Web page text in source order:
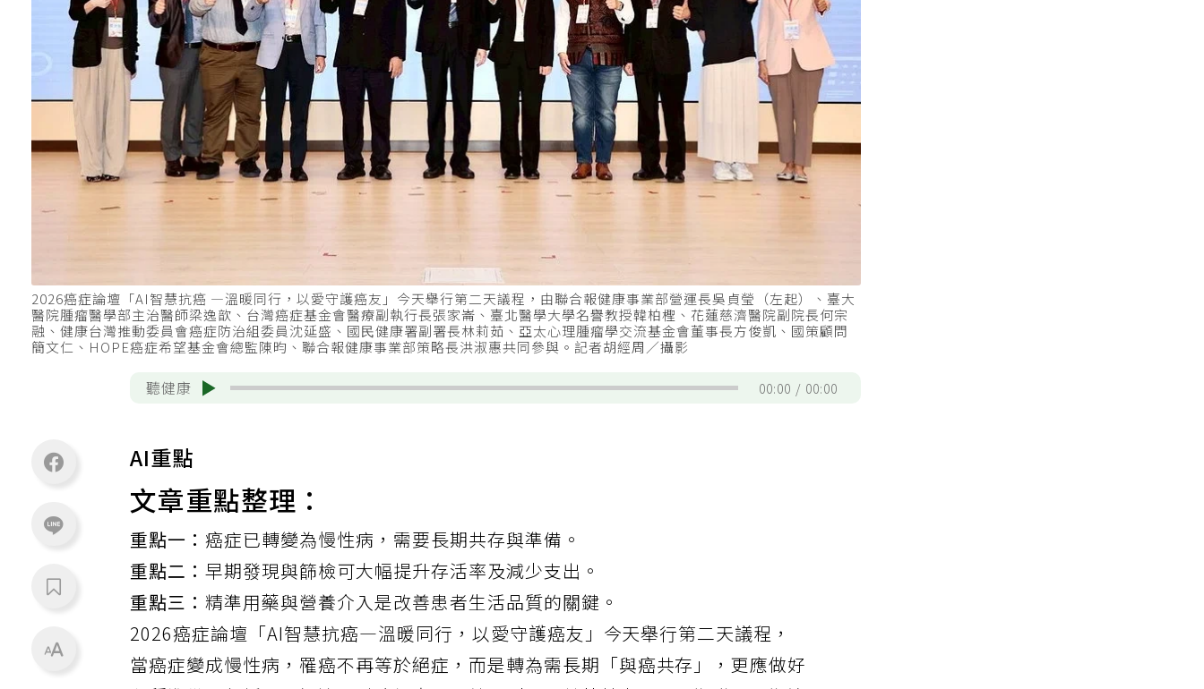
2026癌症論壇「AI智慧抗癌 —溫暖同行，以愛守護癌友」今天舉行第二天議程，由聯合報健康事業部營運長吳貞瑩（左起）、臺大
醫院腫瘤醫學部主治醫師梁逸歆、台灣癌症基金會醫療副執行長張家崙、臺北醫學大學名譽教授韓柏檉、花蓮慈濟醫院副院長何宗
融、健康台灣推動委員會癌症防治組委員沈延盛、國⺠健康署副署長林莉茹、亞太心理腫瘤學交流基金會董事長方俊凱、國策顧問
簡文仁、HOPE癌症希望基金會總監陳昀、聯合報健康事業部策略長洪淑惠共同參與。記者胡經周／攝影
聽健康 00:00 00:00
AI重點
文章重點整理：
重點一：癌症已轉變為慢性病，需要長期共存與準備。
重點二：早期發現與篩檢可大幅提升存活率及減少支出。
重點三：精準用藥與營養介入是改善患者生活品質的關鍵。
2026癌症論壇「AI智慧抗癌—溫暖同行，以愛守護癌友」今天舉行第二天議程，
當癌症變成慢性病，罹癌不再等於絕症，而是轉為需長期「與癌共存」，更應做好